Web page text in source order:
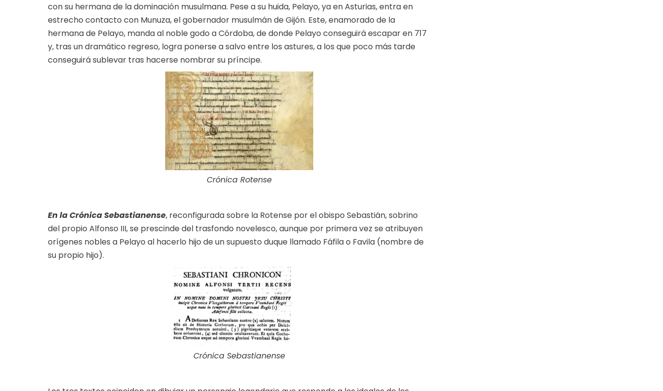
con su hermana de la dominación musulmana. Pese a su huida, Pelayo, ya en Asturias, entra en
estrecho contacto con Munuza, el gobernador musulmán de Gijón. Este, enamorado de la
hermana de Pelayo, manda al noble godo a Córdoba, de donde Pelayo conseguirá escapar en 717
y, tras un dramático regreso, logra ponerse a salvo entre los astures, a los que poco más tarde
conseguirá sublevar tras hacerse nombrar su príncipe.
Crónica Rotense
En la Crónica Sebastianense, reconfigurada sobre la Rotense por el obispo Sebastián, sobrino
del propio Alfonso III, se prescinde del trasfondo novelesco, aunque por primera vez se atribuyen
orígenes nobles a Pelayo al hacerlo hijo de un supuesto duque llamado Fáfila o Favila (nombre de
su propio hijo).
Crónica Sebastianense